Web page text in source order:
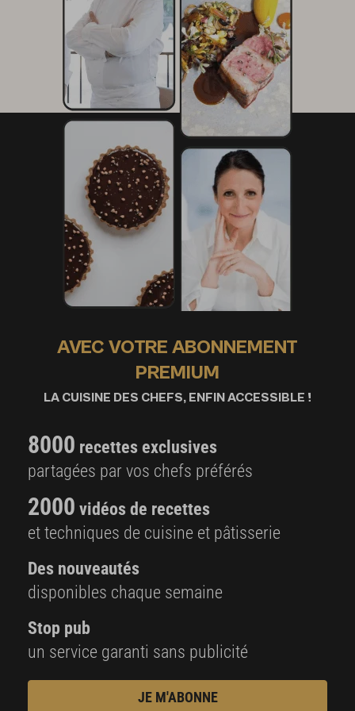
AVEC VOTRE ABONNEMENT
PREMIUM
LA CUISINE DES CHEFS, ENFIN ACCESSIBLE !
8000 recettes exclusives
partagées par vos chefs préférés
2000 vidéos de recettes
et techniques de cuisine et pâtisserie
Des nouveautés
disponibles chaque semaine
Stop pub
un service garanti sans publicité
JE M'ABONNE